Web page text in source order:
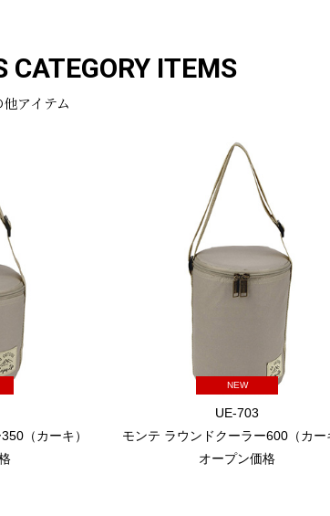
CATEGORY ITEMS
アイテム
（カーキ）
NEW
UE-703
モンテ ラウンドクーラー600（カー
オープン価格